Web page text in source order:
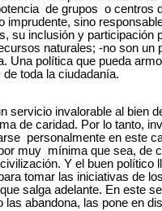
de grupos o centros
sino
su inclusión y participación
naturales; -no son un
Una política que pueda
toda la ciudadanía.
servicio invalorable al bien
de caridad. Por lo tanto,
personalmente en este
muy mínima que sea, de
Y el buen político
tomar las iniciativas de
salga adelante. En este
abandona, las pone en